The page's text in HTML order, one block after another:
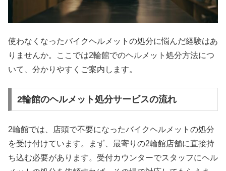
使わなくなったバイクヘルメットの処分に悩んだ経験はあ
りませんか。ここでは2輪館でのヘルメット処分方法につ
いて、分かりやすくご案内します。
2輪館のヘルメット処分サービスの流れ
2輪館では、店頭で不要になったバイクヘルメットの処分
を受け付けています。まず、最寄りの2輪館店舗に直接持
ち込む必要があります。受付カウンターでスタッフにヘル